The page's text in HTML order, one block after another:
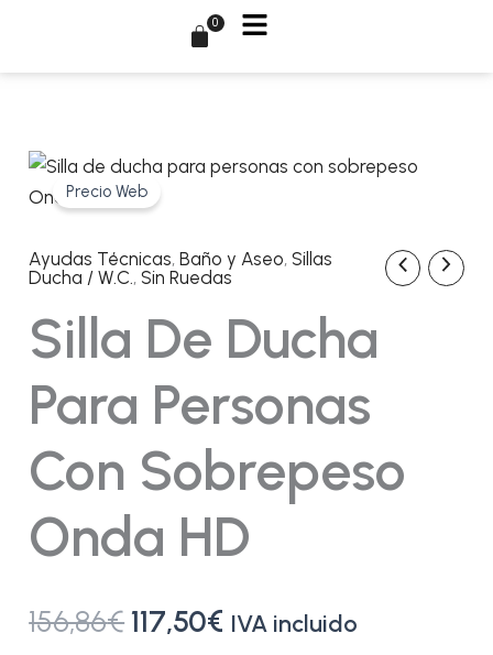
contenido
0
Carrito
Precio Web
Ayudas Técnicas,Baño y Aseo,Sillas
Ducha / W.C.,Sin Ruedas
Silla De Ducha
Para Personas
Con Sobrepeso
Onda HD
156,86€
El
precio
original
era:
156,86€.
117,50€
El
precio
actual
es:
117,50€.
IVA incluido
Silla
de
para
personas
sobrepeso
Onda
cantidad